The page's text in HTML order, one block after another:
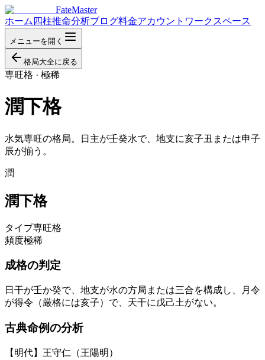
FateMaster
ホーム 四柱推命分析ブログ料金アカウント ワークスペース
メニューを開く
格局大全に戻る
専旺格 · 極稀
潤下格
水気専旺の格局。日主が壬癸水で、地支に亥子丑または申子
辰が揃う。
潤
潤下格
タイプ専旺格
頻度極稀
成格の判定
日干が壬か癸で、地支が水の方局または三合を構成し、月令
が得令（厳格には亥子）で、天干に戊己土がない。
古典命例の分析
【明代】王守仁（王陽明）